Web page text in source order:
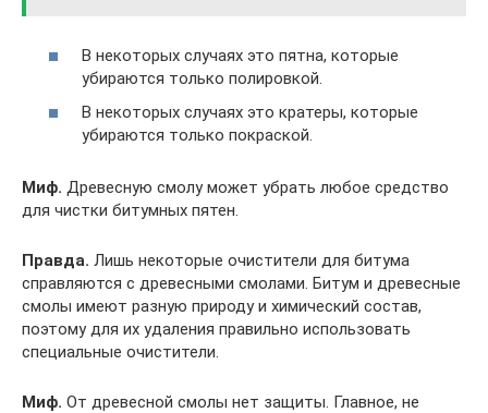
В некоторых случаях это пятна, которые
убираются только полировкой.
В некоторых случаях это кратеры, которые
убираются только покраской.
Миф. Древесную смолу может убрать любое средство
для чистки битумных пятен.
Правда. Лишь некоторые очистители для битума
справляются с древесными смолами. Битум и древесные
смолы имеют разную природу и химический состав,
поэтому для их удаления правильно использовать
специальные очистители.
Миф. От древесной смолы нет защиты. Главное, не